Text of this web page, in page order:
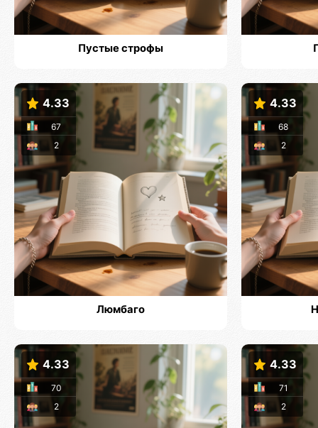
Пустые строфы
4.33
2
67
Люмбаго
4.33
2
68
4.33
2
70
4.33
2
71